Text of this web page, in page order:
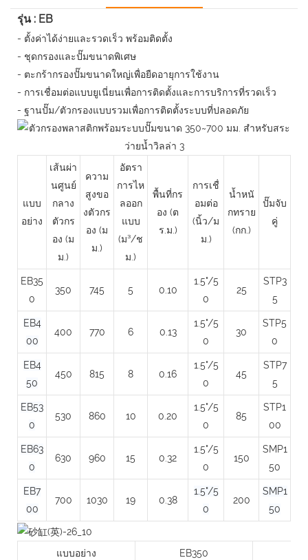
รุ่น : EB
- ตั้งค่าได้ง่ายและรวดเร็ว พร้อมติดตั้ง
- ชุดกรองและปั๊มขนาดพิเศษ
- ตะกร้ากรองปั๊มขนาดใหญ่เพื่อยืดอายุการใช้งาน
- การเชื่อมต่อแบบยูเนี่ยนเพื่อการติดตั้งและการบริการที่รวดเร็ว
- ฐานปั๊ม/ตัวกรองแบบรวมเพื่อการติดตั้งระบบที่ปลอดภัย
แบบ
อย่าง
เส้นผ่า
นศูนย์
กลาง
ตัวกร
อง (ม
ม.)
ความ
สูงขอ
งตัวกร
อง (ม
ม.)
อัตรา
การไห
ลออก
แบบ
(ม³/ช
ม.)
พื้นที่กร
อง (ต
ร.ม.)
การเชื่
อมต่อ
(นิ้ว/ม
ม.)
น้ำหนั
กทราย
(กก.)
ปั๊มจับ
คู่
EB35
0
350 745 5 0.10
1.5"/5
0
25
STP3
5
EB4
00
400 770 6 0.13
1.5"/5
0
30
STP5
0
EB4
50
450 815 8 0.16
1.5"/5
0
45
STP7
5
EB53
0
530 860 10 0.20
1.5"/5
0
85
STP1
00
EB63
0
630 960 15 0.32
1.5"/5
0
150
SMP1
50
EB7
00
700 1030 19 0.38
1.5"/5
0
200
SMP1
50
แบบอย่าง EB350